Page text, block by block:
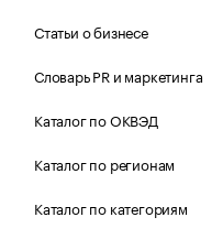
Статьи о бизнесе
Словарь PR и маркетинга
Каталог по ОКВЭД
Каталог по регионам
Каталог по категориям